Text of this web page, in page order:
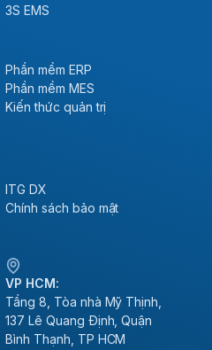
3S EMS
Phần mềm ERP
Phần mềm MES
Kiến thức quản trị
ITG DX
Chính sách bảo mật
VP HCM:
Tầng 8, Tòa nhà Mỹ Thịnh,
137 Lê Quang Định, Quận
Bình Thạnh, TP HCM